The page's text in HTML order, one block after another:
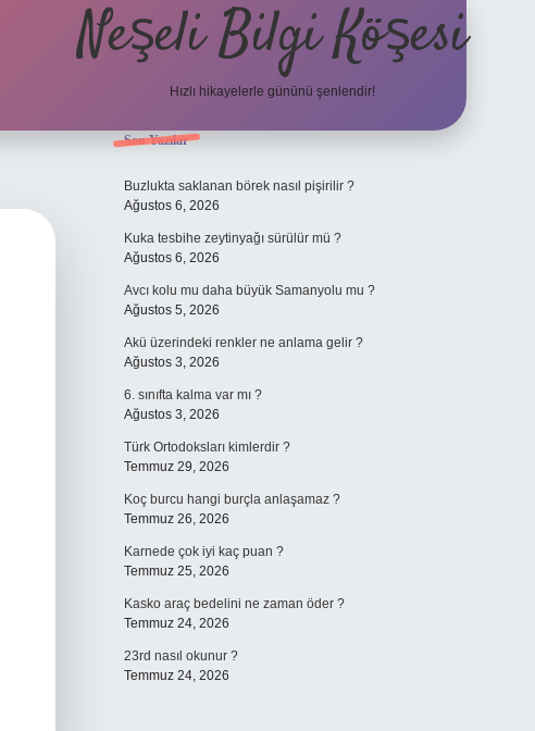
Neşeli Bilgi Köşesi
Hızlı hikayelerle gününü şenlendir!
Sidebar
Son Yazılar
Buzlukta saklanan börek nasıl pişirilir ?
Ağustos 6, 2026
Kuka tesbihe zeytinyağı sürülür mü ?
Ağustos 6, 2026
Avcı kolu mu daha büyük Samanyolu mu ?
Ağustos 5, 2026
Akü üzerindeki renkler ne anlama gelir ?
Ağustos 3, 2026
6. sınıfta kalma var mı ?
Ağustos 3, 2026
Türk Ortodoksları kimlerdir ?
Temmuz 29, 2026
Koç burcu hangi burçla anlaşamaz ?
Temmuz 26, 2026
Karnede çok iyi kaç puan ?
Temmuz 25, 2026
Kasko araç bedelini ne zaman öder ?
Temmuz 24, 2026
23rd nasıl okunur ?
Temmuz 24, 2026
ilbet mobil girişen iyi bahis siteleri